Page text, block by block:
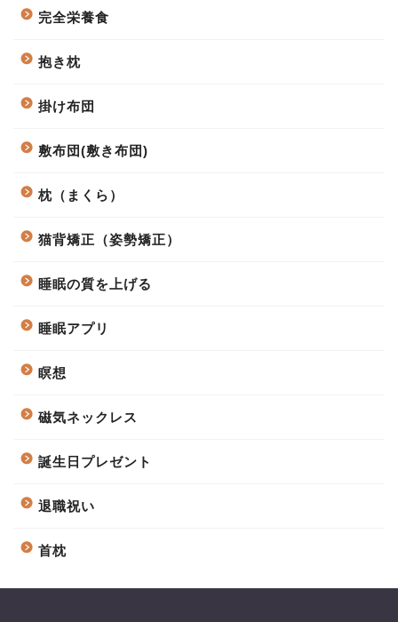
完全栄養食
抱き枕
掛け布団
敷布団(敷き布団)
枕（まくら）
猫背矯正（姿勢矯正）
睡眠の質を上げる
睡眠アプリ
瞑想
磁気ネックレス
誕生日プレゼント
退職祝い
首枕